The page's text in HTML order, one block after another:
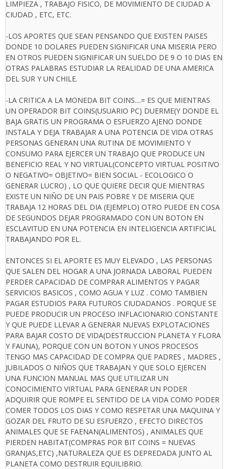
LIMPIEZA , TRABAJO FISICO, DE MOVIMIENTO DE CIUDAD A
CIUDAD , ETC, ETC.
-LOS APORTES QUE SEAN PENSANDO QUE EXISTEN PAISES
DONDE 10 DOLARES PUEDEN SIGNIFICAR UNA MISERIA PERO
EN OTROS PUEDEN SIGNIFICAR UN SUELDO DE 9 O 10 DIAS EN
OTRAS PALABRAS ESTUDIAR LA REALIDAD DE UNA AMERICA
DEL SUR Y UN CHILE.
-LA CRITICA A LA MONEDA BIT COINS....= ES QUE MIENTRAS
UN OPERADOR BIT COINS(USUARIO PC) DUERME(Y DONDE EL
BAJA GRATIS UN PROGRAMA O ESFUERZO AJENO DONDE
INSTALA Y DEJA TRABAJAR A UNA POTENCIA DE VIDA OTRAS
PERSONAS GENERAN UNA RUTINA DE MOVIMIENTO Y
CONSUMO PARA EJERCER UN TRABAJO QUE PRODUCE UN
BENEFICIO REAL Y NO VIRTUAL(CONCEPTO VIRTUAL POSITIVO
O NEGATIVO= OBJETIVO= BIEN SOCIAL - ECOLOGICO O
GENERAR LUCRO) , LO QUE QUIERE DECIR QUE MIENTRAS
EXISTE UN NIÑO DE UN PAIS POBRE Y DE MISERIA QUE
TRABAJA 12 HORAS DEL DIA (EJEMPLO) OTRO PUEDE EN COSA
DE SEGUNDOS DEJAR PROGRAMADO CON UN BOTON EN
ESCLAVITUD EN UNA POTENCIA EN INTELIGENCIA ARTIFICIAL
TRABAJANDO POR EL.
ENTONCES SI EL APORTE ES MUY ELEVADO , LAS PERSONAS
QUE SALEN DEL HOGAR A UNA JORNADA LABORAL PUEDEN
PERDER CAPACIDAD DE COMPRAR ALIMENTOS Y PAGAR
SERVICIOS BASICOS , COMO AGUA Y LUZ . COMO TAMBIEN
PAGAR ESTUDIOS PARA FUTUROS CIUDADANOS . PORQUE SE
PUEDE PRODUCIR UN PROCESO INFLACIONARIO CONSTANTE
Y QUE PUEDE LLEVAR A GENERAR NUEVAS EXPLOTACIONES
PARA BAJAR COSTO DE VIDA(DESTRUCCION PLANETA Y FLORA
Y FAUNA), PORQUE CON UN BOTON Y UNOS PROCESOS
TENGO MAS CAPACIDAD DE COMPRA QUE PADRES , MADRES ,
JUBILADOS O NIÑOS QUE TRABAJAN Y QUE SOLO EJERCEN
UNA FUNCION MANUAL MAS QUE UTILIZAR UN
CONOCIMIENTO VIRTUAL PARA GENERAR UN PODER
ADQUIRIR QUE ROMPE EL SENTIDO DE LA VIDA COMO PODER
COMER TODOS LOS DIAS Y COMO RESPETAR UNA MAQUINA Y
GOZAR DEL FRUTO DE SU ESFUERZO , EFECTO DIRECTOS
ANIMALES QUE SE FAENAN(ALIMENTOS) , ANIMALES QUE
PIERDEN HABITAT(COMPRAS POR BIT COINS = NUEVAS
GRANJAS,ETC) ,NATURALEZA QUE ES DEPREDADA JUNTO AL
PLANETA COMO DESTRUIR EQUILIBRIO.